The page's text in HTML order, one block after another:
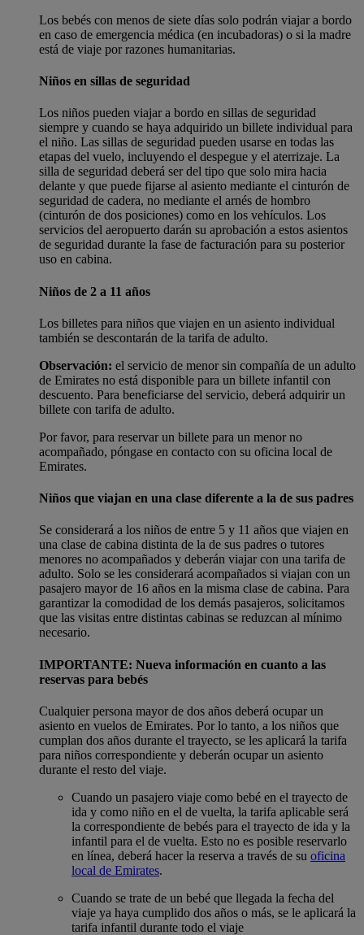
Los bebés con menos de siete días solo podrán viajar a bordo
en caso de emergencia médica (en incubadoras) o si la madre
está de viaje por razones humanitarias.
Niños en sillas de seguridad
Los niños pueden viajar a bordo en sillas de seguridad
siempre y cuando se haya adquirido un billete individual para
el niño. Las sillas de seguridad pueden usarse en todas las
etapas del vuelo, incluyendo el despegue y el aterrizaje. La
silla de seguridad deberá ser del tipo que solo mira hacia
delante y que puede fijarse al asiento mediante el cinturón de
seguridad de cadera, no mediante el arnés de hombro
(cinturón de dos posiciones) como en los vehículos. Los
servicios del aeropuerto darán su aprobación a estos asientos
de seguridad durante la fase de facturación para su posterior
uso en cabina.
Niños de 2 a 11 años
Los billetes para niños que viajen en un asiento individual
también se descontarán de la tarifa de adulto.
Observación: el servicio de menor sin compañía de un adulto
de Emirates no está disponible para un billete infantil con
descuento. Para beneficiarse del servicio, deberá adquirir un
billete con tarifa de adulto.
Por favor, para reservar un billete para un menor no
acompañado, póngase en contacto con su oficina local de
Emirates.
Niños que viajan en una clase diferente a la de sus padres
Se considerará a los niños de entre 5 y 11 años que viajen en
una clase de cabina distinta de la de sus padres o tutores
menores no acompañados y deberán viajar con una tarifa de
adulto. Solo se les considerará acompañados si viajan con un
pasajero mayor de 16 años en la misma clase de cabina. Para
garantizar la comodidad de los demás pasajeros, solicitamos
que las visitas entre distintas cabinas se reduzcan al mínimo
necesario.
IMPORTANTE: Nueva información en cuanto a las
reservas para bebés
Cualquier persona mayor de dos años deberá ocupar un
asiento en vuelos de Emirates. Por lo tanto, a los niños que
cumplan dos años durante el trayecto, se les aplicará la tarifa
para niños correspondiente y deberán ocupar un asiento
durante el resto del viaje.
Cuando un pasajero viaje como bebé en el trayecto de
ida y como niño en el de vuelta, la tarifa aplicable será
la correspondiente de bebés para el trayecto de ida y la
infantil para el de vuelta. Esto no es posible reservarlo
en línea, deberá hacer la reserva a través de su oficina
local de Emirates.
Cuando se trate de un bebé que llegada la fecha del
viaje ya haya cumplido dos años o más, se le aplicará la
tarifa infantil durante todo el viaje